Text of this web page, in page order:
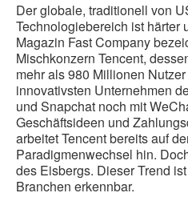
Der globale, traditionell von
Technologiebereich ist härter
Magazin Fast Company
Mischkonzern Tencent,
mehr als 980 Millionen
innovativsten Unternehmen
und Snapchat noch mit
Geschäftsideen und
arbeitet Tencent bereits auf
Paradigmenwechsel hin.
des Eisbergs. Dieser Trend
Branchen erkennbar.